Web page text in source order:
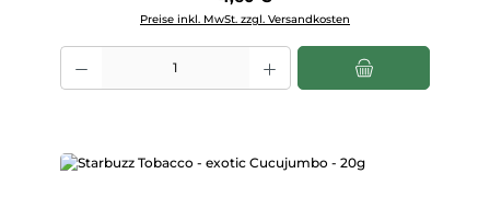
Preise inkl. MwSt. zzgl. Versandkosten
Produkt Anzahl: Gib den gewünschten Wert ein oder benutze die